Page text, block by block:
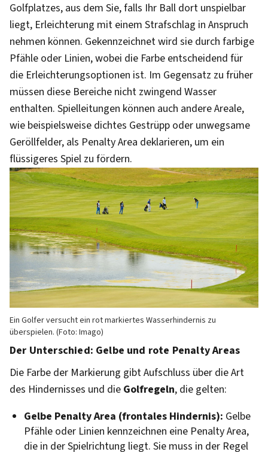
Golfplatzes, aus dem Sie, falls Ihr Ball dort unspielbar
liegt, Erleichterung mit einem Strafschlag in Anspruch
nehmen können. Gekennzeichnet wird sie durch farbige
Pfähle oder Linien, wobei die Farbe entscheidend für
die Erleichterungsoptionen ist. Im Gegensatz zu früher
müssen diese Bereiche nicht zwingend Wasser
enthalten. Spielleitungen können auch andere Areale,
wie beispielsweise dichtes Gestrüpp oder unwegsame
Geröllfelder, als Penalty Area deklarieren, um ein
flüssigeres Spiel zu fördern.
Ein Golfer versucht ein rot markiertes Wasserhindernis zu
überspielen. (Foto: Imago)
Der Unterschied: Gelbe und rote Penalty Areas
Die Farbe der Markierung gibt Aufschluss über die Art
des Hindernisses und die Golfregeln, die gelten:
Gelbe Penalty Area (frontales Hindernis): Gelbe
Pfähle oder Linien kennzeichnen eine Penalty Area,
die in der Spielrichtung liegt. Sie muss in der Regel